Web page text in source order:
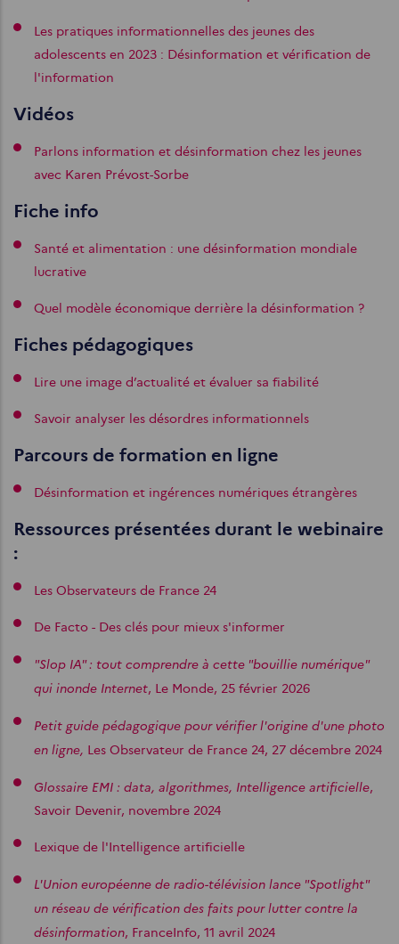
Les pratiques informationnelles des jeunes des
adolescents en 2023 : Désinformation et vérification de
l'information
Vidéos
Parlons information et désinformation chez les jeunes
avec Karen Prévost-Sorbe
Fiche info
Santé et alimentation : une désinformation mondiale
lucrative
Quel modèle économique derrière la désinformation ?
Fiches pédagogiques
Lire une image d’actualité et évaluer sa fiabilité
Savoir analyser les désordres informationnels
Parcours de formation en ligne
Désinformation et ingérences numériques étrangères
Ressources présentées durant le webinaire
:
Les Observateurs de France 24
De Facto - Des clés pour mieux s'informer
"Slop IA" : tout comprendre à cette "bouillie numérique"
qui inonde Internet, Le Monde, 25 février 2026
Petit guide pédagogique pour vérifier l'origine d'une photo
en ligne, Les Observateur de France 24, 27 décembre 2024
Glossaire EMI : data, algorithmes, Intelligence artificielle,
Savoir Devenir, novembre 2024
Lexique de l'Intelligence artificielle
L'Union européenne de radio-télévision lance "Spotlight"
un réseau de vérification des faits pour lutter contre la
désinformation, FranceInfo, 11 avril 2024